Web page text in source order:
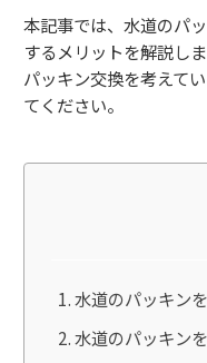
本記事では、水道のパ
するメリットを解説し
パッキン交換を考えて
てください。
水道のパッキン
水道のパッキン